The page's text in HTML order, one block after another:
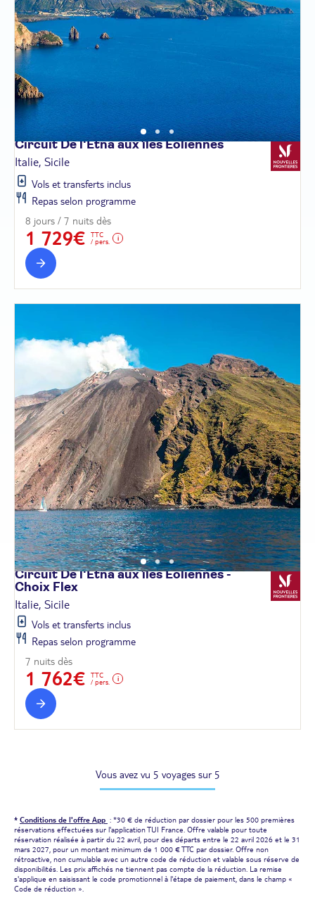
Circuit De l'Etna aux îlesÉoliennes
Italie, Sicile
Vols et transferts inclus
Repas selon programme
8 jours / 7 nuits dès
1 729€
TTC
/ pers.
Circuit De l'Etna aux îles Éoliennes -
Choix Flex
Italie, Sicile
Vols et transferts inclus
Repas selon programme
7 nuits dès
1 762€
TTC
/ pers.
Vous avez vu 5 voyages sur 5
* Conditions de l'offre App : *30 € de réduction par dossier pour les 500 premières
réservations effectuées sur l'application TUI France. Offre valable pour toute
réservation réalisée à partir du 22 avril, pour des départs entre le 22 avril 2026 et le 31
mars 2027, pour un montant minimum de 1 000 € TTC par dossier. Offre non
rétroactive, non cumulable avec un autre code de réduction et valable sous réserve de
disponibilités. Les prix affichés ne tiennent pas compte de la réduction. La remise
s'applique en saisissant le code promotionnel à l'étape de paiement, dans le champ «
Code de réduction ».